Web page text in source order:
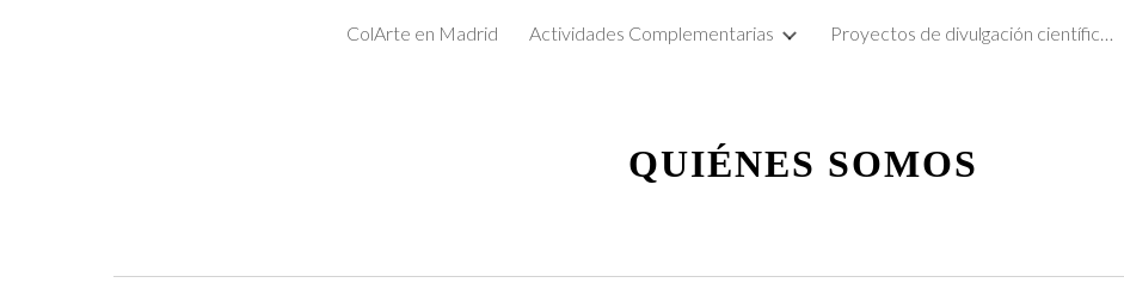
Skip to main content Skip to navigation
ColArte en Madrid Actividades Complementarias Proyectos de divulgación científica y artística
QUIÉNES SOMOS